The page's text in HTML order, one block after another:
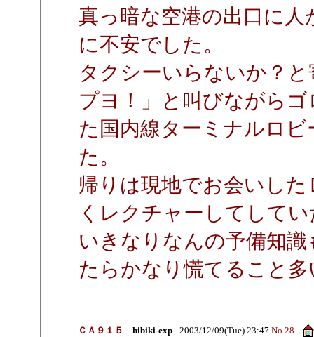
真っ暗な空港の出口に
に不安でした。
タクシーいらないか？
プヨ！」と叫びながら
た国内線ターミナルロ
た。
帰りは現地でお会いし
くレクチャーしてして
いきなりなんの予備知
たらかなり慌てること
ＣＡ９１５ hibiki-exp- 2003/12/09(Tue) 23:47 No.28